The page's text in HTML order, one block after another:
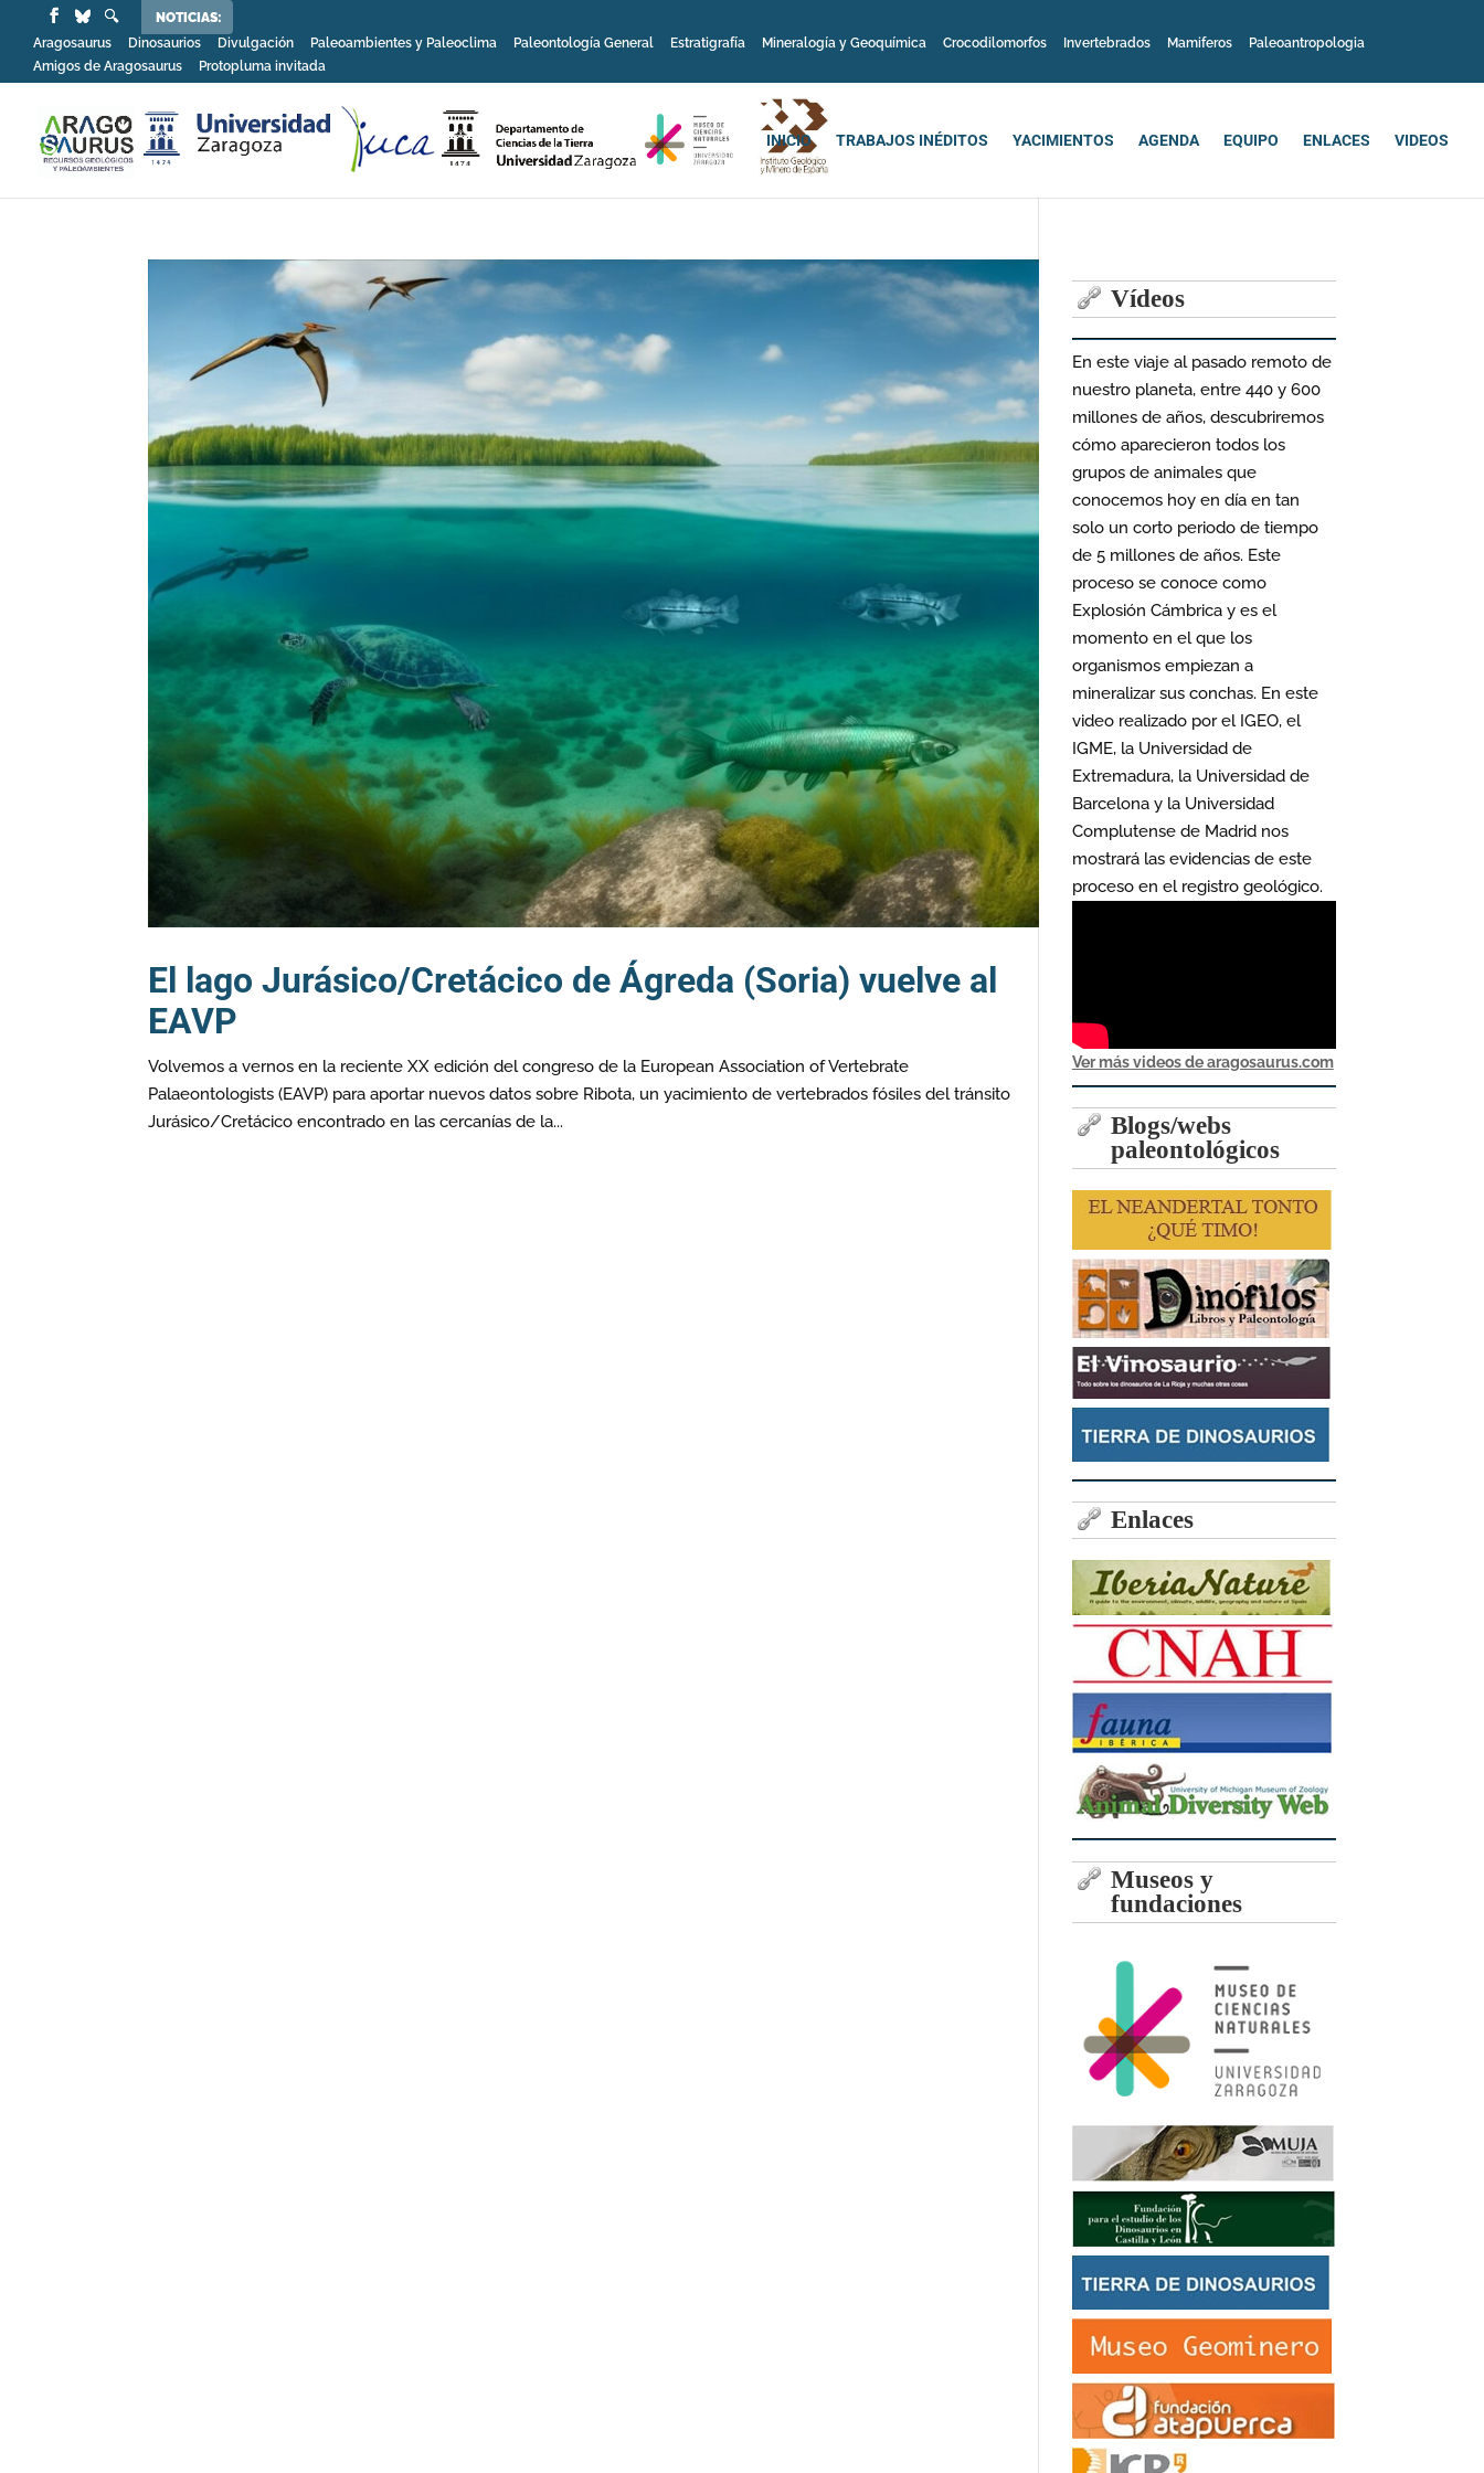
NOTICIAS:
Aragosaurus
Dinosaurios Divulgación Paleoambientes y Paleoclima Paleontología General Estratigrafía Mineralogía y Geoquímica Crocodilomorfos Invertebrados Mamiferos
Paleoantropologia
Amigos de Aragosaurus
Protopluma invitada
INICIO TRABAJOS INÉDITOS YACIMIENTOS AGENDA EQUIPO ENLACES VIDEOS
El lago Jurásico/Cretácico de Ágreda (Soria) vuelve al
EAVP
Volvemos a vernos en la reciente XX edición del congreso de la European Association of Vertebrate
Palaeontologists (EAVP) para aportar nuevos datos sobre Ribota, un yacimiento de vertebrados fósiles del tránsito
Jurásico/Cretácico encontrado en las cercanías de la...
Vídeos
En este viaje al pasado remoto de
nuestro planeta, entre 440 y 600
millones de años, descubriremos
cómo aparecieron todos los
grupos de animales que
conocemos hoy en día en tan
solo un corto periodo de tiempo
de 5 millones de años. Este
proceso se conoce como
Explosión Cámbrica y es el
momento en el que los
organismos empiezan a
mineralizar sus conchas. En este
video realizado por el IGEO, el
IGME, la Universidad de
Extremadura, la Universidad de
Barcelona y la Universidad
Complutense de Madrid nos
mostrará las evidencias de este
proceso en el registro geológico.
Ver más videos de aragosaurus.com
Blogs/webs
paleontológicos
Enlaces
Museos y
fundaciones